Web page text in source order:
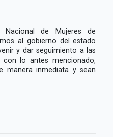
de Mujeres de
al gobierno del estado
y dar seguimiento a las
con lo antes mencionado,
manera inmediata y sean